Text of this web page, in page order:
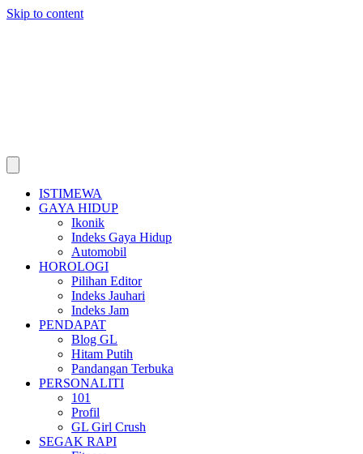
Skip to content
ISTIMEWA
GAYA HIDUP
Ikonik
Indeks Gaya Hidup
Automobil
HOROLOGI
Pilihan Editor
Indeks Jauhari
Indeks Jam
PENDAPAT
Blog GL
Hitam Putih
Pandangan Terbuka
PERSONALITI
101
Profil
GL Girl Crush
SEGAK RAPI